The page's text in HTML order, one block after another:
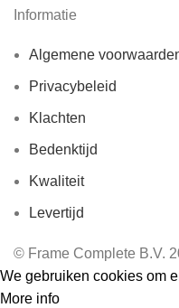
Informatie
Algemene
Privacybeleid
Klachten
Bedenktijd
Kwaliteit
Levertijd
© Frame Complete B.V.
We gebruiken cookies om
More info